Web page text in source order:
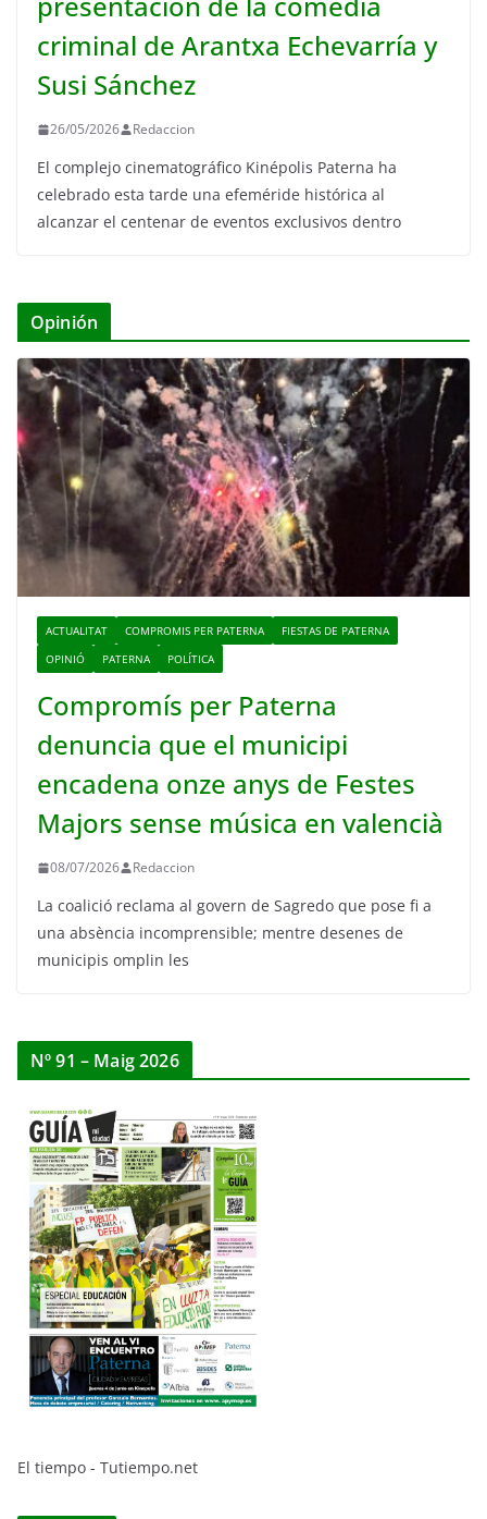
criminal de Arantxa Echevarría y
Susi Sánchez
26/05/2026 Redaccion
El complejo cinematográfico Kinépolis Paterna ha
celebrado esta tarde una efeméride histórica al
alcanzar el centenar de eventos exclusivos dentro
Opinión
ACTUALITAT COMPROMIS PER PATERNA
FIESTAS DE PATERNA
OPINIÓ
PATERNA POLÍTICA
Compromís per Paterna
denuncia que el municipi
encadena onze anys de Festes
Majors sense música en valencià
08/07/2026 Redaccion
La coalició reclama al govern de Sagredo que pose fi a
una absència incomprensible; mentre desenes de
municipis omplin les
Nº 91 – Maig 2026
El tiempo - Tutiempo.net